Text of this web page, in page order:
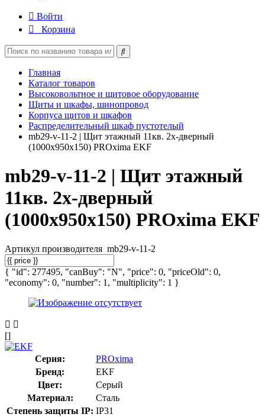
Войти
Корзина
Главная
Каталог товаров
Высоковольтное и щитовое оборудование
Щиты и шкафы, шинопровод
Корпуса щитов и шкафов
Распределительный шкаф пустотелый
mb29-v-11-2 | Щит этажный 11кв. 2х-дверный
(1000х950х150) PROxima EKF
mb29-v-11-2 | Щит этажный
11кв. 2х-дверный
(1000х950х150) PROxima EKF
Артикул производителя mb29-v-11-2
{ "id": 277495, "canBuy": "N", "price": 0, "priceOld": 0,
"economy": 0, "number": 1, "multiplicity": 1 }
[]
Серия:
PROxima
Бренд:
EKF
Цвет:
Серый
Материал:
Сталь
Степень защиты IP: IP31